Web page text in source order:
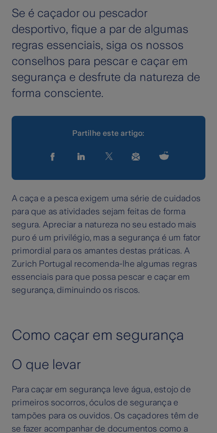
Se é caçador ou pescador
desportivo, fique a par de algumas
regras essenciais, siga os nossos
conselhos para pescar e caçar em
segurança e desfrute da natureza de
forma consciente.
Partilhe este artigo:
A caça e a pesca exigem uma série de cuidados
para que as atividades sejam feitas de forma
segura. Apreciar a natureza no seu estado mais
puro é um privilégio, mas a segurança é um fator
primordial para os amantes destas práticas. A
Zurich Portugal recomenda-lhe algumas regras
essenciais para que possa pescar e caçar em
segurança, diminuindo os riscos.
Como caçar em segurança
O que levar
Para caçar em segurança leve água, estojo de
primeiros socorros, óculos de segurança e
tampões para os ouvidos. Os caçadores têm de
se fazer acompanhar de documentos como a